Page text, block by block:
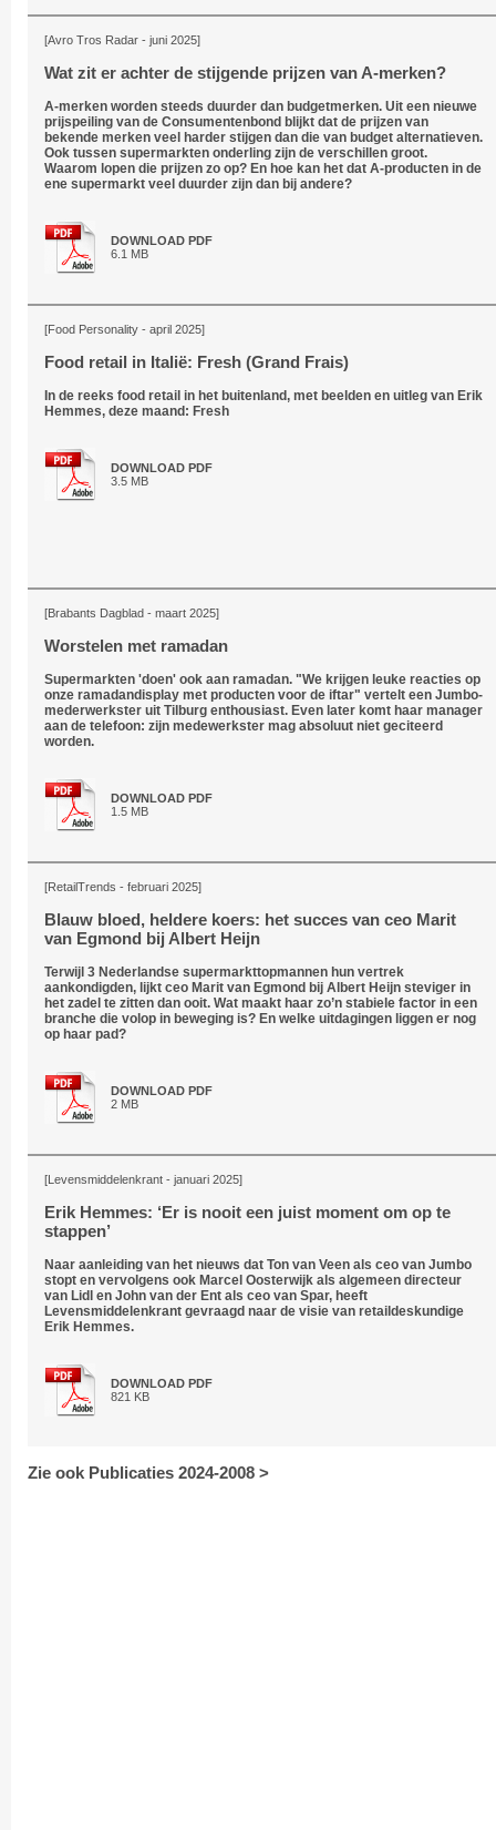
[Avro Tros Radar - juni 2025]
Wat zit er achter de stijgende prijzen van A-merken?
A-merken worden steeds duurder dan budgetmerken. Uit een nieuwe
prijspeiling van de Consumentenbond blijkt dat de prijzen van
bekende merken veel harder stijgen dan die van budget alternatieven.
Ook tussen supermarkten onderling zijn de verschillen groot.
Waarom lopen die prijzen zo op? En hoe kan het dat A-producten in de
ene supermarkt veel duurder zijn dan bij andere?
DOWNLOAD PDF
6.1 MB
[Food Personality - april 2025]
Food retail in Italië: Fresh (Grand Frais)
In de reeks food retail in het buitenland, met beelden en uitleg van Erik
Hemmes, deze maand: Fresh
DOWNLOAD PDF
3.5 MB
[Brabants Dagblad - maart 2025]
Worstelen met ramadan
Supermarkten 'doen' ook aan ramadan. "We krijgen leuke reacties op
onze ramadandisplay met producten voor de iftar" vertelt een Jumbo-
mederwerkster uit Tilburg enthousiast. Even later komt haar manager
aan de telefoon: zijn medewerkster mag absoluut niet geciteerd
worden.
DOWNLOAD PDF
1.5 MB
[RetailTrends - februari 2025]
Blauw bloed, heldere koers: het succes van ceo Marit
van Egmond bij Albert Heijn
Terwijl 3 Nederlandse supermarkttopmannen hun vertrek
aankondigden, lijkt ceo Marit van Egmond bij Albert Heijn steviger in
het zadel te zitten dan ooit. Wat maakt haar zo’n stabiele factor in een
branche die volop in beweging is? En welke uitdagingen liggen er nog
op haar pad?
DOWNLOAD PDF
2 MB
[Levensmiddelenkrant - januari 2025]
Erik Hemmes: ‘Er is nooit een juist moment om op te
stappen’
Naar aanleiding van het nieuws dat Ton van Veen als ceo van Jumbo
stopt en vervolgens ook Marcel Oosterwijk als algemeen directeur
van Lidl en John van der Ent als ceo van Spar, heeft
Levensmiddelenkrant gevraagd naar de visie van retaildeskundige
Erik Hemmes.
DOWNLOAD PDF
821 KB
Zie ook Publicaties 2024-2008 >